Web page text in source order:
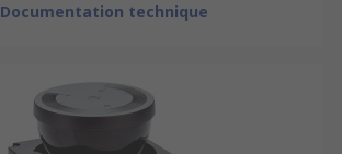
Documentation technique